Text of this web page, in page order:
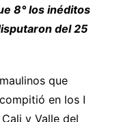
8° los inéditos
del 25
que
en los I
y Valle del